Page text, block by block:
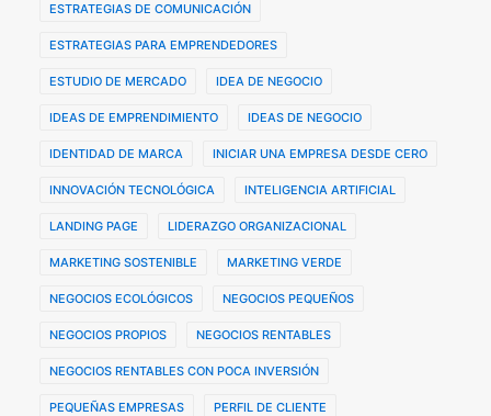
ESTRATEGIAS DE COMUNICACIÓN
ESTRATEGIAS PARA EMPRENDEDORES
ESTUDIO DE MERCADO IDEA DE NEGOCIO
IDEAS DE EMPRENDIMIENTO IDEAS DE NEGOCIO
IDENTIDAD DE MARCA INICIAR UNA EMPRESA DESDE CERO
INNOVACIÓN TECNOLÓGICA INTELIGENCIA ARTIFICIAL
LANDING PAGE LIDERAZGO ORGANIZACIONAL
MARKETING SOSTENIBLE MARKETING VERDE
NEGOCIOS ECOLÓGICOS NEGOCIOS PEQUEÑOS
NEGOCIOS PROPIOS NEGOCIOS RENTABLES
NEGOCIOS RENTABLES CON POCA INVERSIÓN
PEQUEÑAS EMPRESAS PERFIL DE CLIENTE